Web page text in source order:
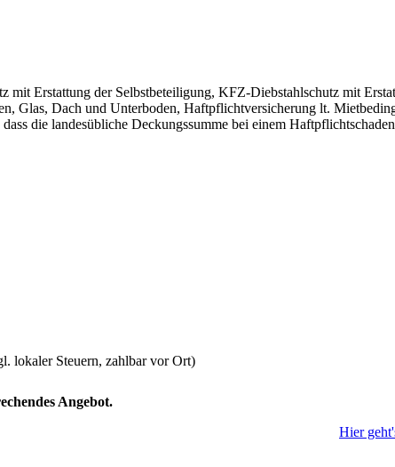
Erstattung der Selbstbeteiligung, KFZ-Diebstahlschutz mit
Glas, Dach und Unterboden, Haftpflichtversicherung lt.
die landesübliche Deckungssumme bei einem
lokaler Steuern, zahlbar vor Ort)
Angebot.
Hier